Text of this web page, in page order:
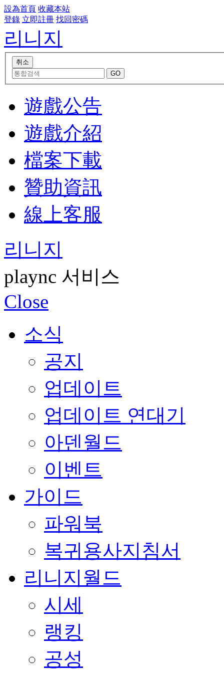
設為首頁 收藏本站
登錄 立即註冊 找回密碼
리니지
遊戲公告
遊戲介紹
檔案下載
贊助資訊
線上客服
리니지
plaync 서비스
Close
소식
공지
업데이트
업데이트 연대기
아덴월드
이벤트
가이드
파워북
복귀용사지침서
리니지월드
시세
랭킹
공성